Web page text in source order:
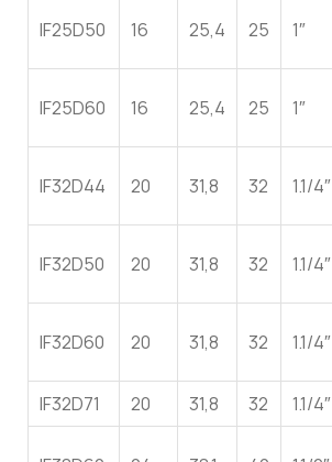
IF25D50 16 25,4 25 1″
IF25D60 16 25,4 25 1″
IF32D44 20 31,8 32 1.1/4″
IF32D50 20 31,8 32 1.1/4″
IF32D60 20 31,8 32 1.1/4″
IF32D71 20 31,8 32 1.1/4″